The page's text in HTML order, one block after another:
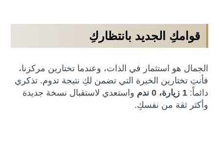
قوامكِ الجديد بانتظاركِ
الجمال هو استثمار في الذات، وعندما تختارين مركزنا،
فأنتِ تختارين الخبرة التي تضمن لكِ نتيجة تدوم. تذكري
دائماً:1 زيارة، 0 ندم
واستعدي لاستقبال نسخة جديدة
وأكثر ثقة من نفسكِ.